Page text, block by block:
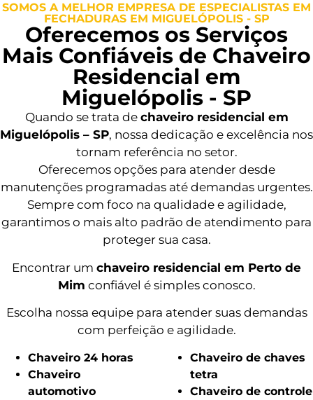
SOMOS A MELHOR EMPRESA DE ESPECIALISTAS EM
FECHADURAS EM MIGUELÓPOLIS - SP
Oferecemos os Serviços
Mais Confiáveis de Chaveiro
Residencial em
Miguelópolis - SP
Quando se trata de chaveiro residencial em
Miguelópolis – SP, nossa dedicação e excelência nos
tornam referência no setor.
Oferecemos opções para atender desde
manutenções programadas até demandas urgentes.
Sempre com foco na qualidade e agilidade,
garantimos o mais alto padrão de atendimento para
proteger sua casa.
Encontrar um chaveiro residencial em Perto de
Mim confiável é simples conosco.
Escolha nossa equipe para atender suas demandas
com perfeição e agilidade.
Chaveiro 24 horas
Chaveiro
automotivo
Chaveiro de chaves
tetra
Chaveiro de controle